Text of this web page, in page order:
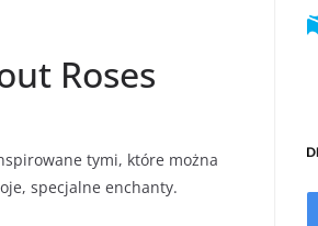
Roses
tymi, które można
specjalne enchanty.